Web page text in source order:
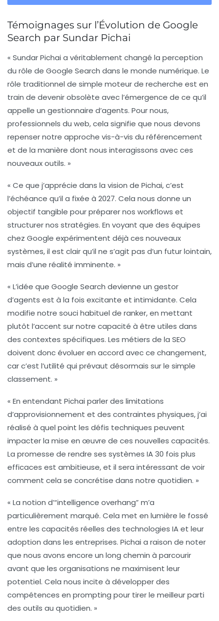
Témoignages sur l’Évolution de Google
Search par Sundar Pichai
« Sundar Pichai a véritablement changé la perception
du rôle de Google Search dans le monde numérique. Le
rôle traditionnel de simple moteur de recherche est en
train de devenir obsolète avec l’émergence de ce qu’il
appelle un gestionnaire d’agents. Pour nous,
professionnels du web, cela signifie que nous devons
repenser notre approche vis-à-vis du référencement
et de la manière dont nous interagissons avec ces
nouveaux outils. »
« Ce que j’apprécie dans la vision de Pichai, c’est
l’échéance qu’il a fixée à 2027. Cela nous donne un
objectif tangible pour préparer nos workflows et
structurer nos stratégies. En voyant que des équipes
chez Google expérimentent déjà ces nouveaux
systèmes, il est clair qu’il ne s’agit pas d’un futur lointain,
mais d’une réalité imminente. »
« L’idée que Google Search devienne un gestor
d’agents est à la fois excitante et intimidante. Cela
modifie notre souci habituel de ranker, en mettant
plutôt l’accent sur notre capacité à être utiles dans
des contextes spécifiques. Les métiers de la SEO
doivent donc évoluer en accord avec ce changement,
car c’est l’utilité qui prévaut désormais sur le simple
classement. »
« En entendant Pichai parler des limitations
d’approvisionnement et des contraintes physiques, j’ai
réalisé à quel point les défis techniques peuvent
impacter la mise en œuvre de ces nouvelles capacités.
La promesse de rendre ses systèmes IA30 fois plus
efficaces est ambitieuse, et il sera intéressant de voir
comment cela se concrétise dans notre quotidien. »
« La notion d’“intelligence overhang” m’a
particulièrement marqué. Cela met en lumière le fossé
entre les capacités réelles des technologies IA et leur
adoption dans les entreprises. Pichai a raison de noter
que nous avons encore un long chemin à parcourir
avant que les organisations ne maximisent leur
potentiel. Cela nous incite à développer des
compétences en prompting pour tirer le meilleur parti
des outils au quotidien. »